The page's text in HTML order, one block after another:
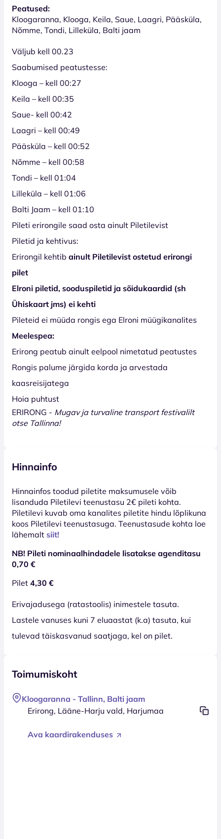
Peatused:
Kloogaranna, Klooga, Keila, Saue, Laagri, Pääsküla,
Nõmme, Tondi, Lilleküla, Balti jaam
Väljub kell 00.23
Saabumised peatustesse:
Klooga – kell 00:27
Keila – kell 00:35
Saue- kell 00:42
Laagri – kell 00:49
Pääsküla – kell 00:52
Nõmme – kell 00:58
Tondi – kell 01:04
Lilleküla – kell 01:06
Balti Jaam – kell 01:10
Pileti erirongile saad osta ainult Piletilevist
Piletid ja kehtivus:
Erirongil kehtib ainult Piletilevist ostetud erirongi
pilet
Elroni piletid, sooduspiletid ja sõidukaardid (sh
Ühiskaart jms) ei kehti
Pileteid ei müüda rongis ega Elroni müügikanalites
Meelespea:
Erirong peatub ainult eelpool nimetatud peatustes
Rongis palume järgida korda ja arvestada
kaasreisijatega
Hoia puhtust
ERIRONG - Mugav ja turvaline transport festivalilt
otse Tallinna!
Hinnainfo
Hinnainfos toodud piletite maksumusele võib
lisanduda Piletilevi teenustasu 2€ pileti kohta.
Piletilevi kuvab oma kanalites piletite hindu lõplikuna
koos Piletilevi teenustasuga. Teenustasude kohta loe
lähemalt siit!
NB! Pileti nominaalhindadele lisatakse agenditasu
0,70 €
Pilet 4,30 €
Erivajadusega (ratastoolis) inimestele tasuta.
Lastele vanuses kuni 7 eluaastat (k.a) tasuta, kui
tulevad täiskasvanud saatjaga, kel on pilet.
Toimumiskoht
Kloogaranna - Tallinn, Balti jaam
Erirong, Lääne-Harju vald, Harjumaa
Ava kaardirakenduses